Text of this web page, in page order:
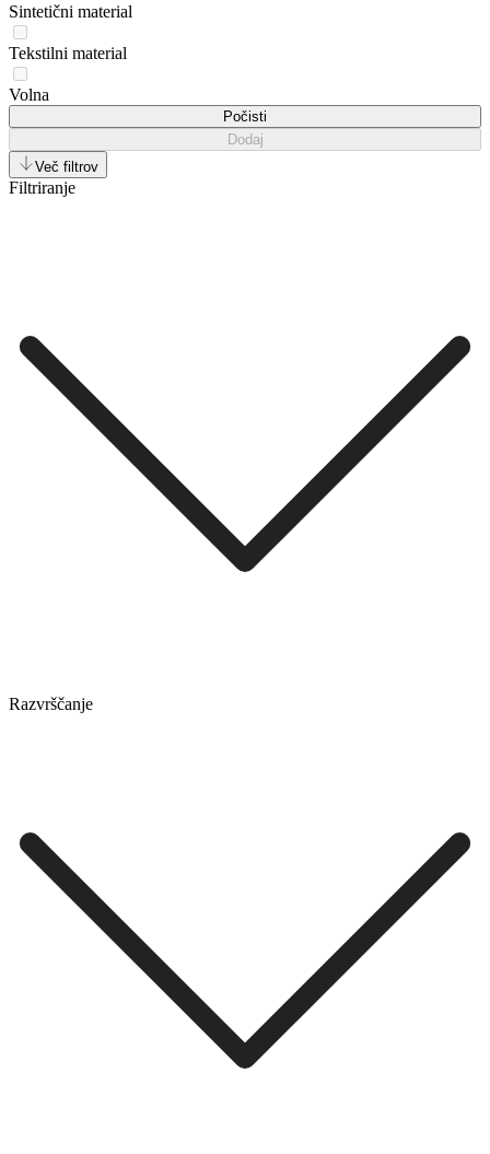
Sintetični material
Tekstilni material
Volna
Počisti
Dodaj
Več filtrov
Filtriranje
Razvrščanje